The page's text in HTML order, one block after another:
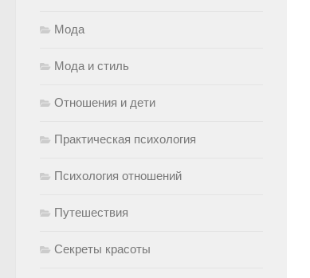
Мода
Мода и стиль
Отношения и дети
Практическая психология
Психология отношений
Путешествия
Секреты красоты